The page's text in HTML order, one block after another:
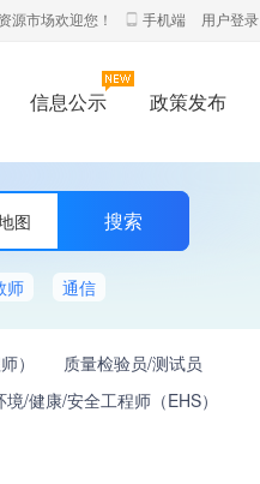
源市场欢迎您！ 手机端 用户登录
信息公示 政策发布
图
师 通信
）
质量检验员/测试员
境/健康/安全工程师（EHS）